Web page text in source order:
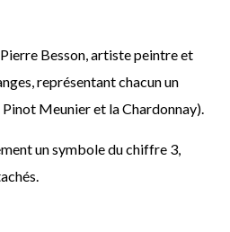
Besson, artiste peintre et
représentant chacun un
Meunier et la Chardonnay).
un symbole du chiffre 3,